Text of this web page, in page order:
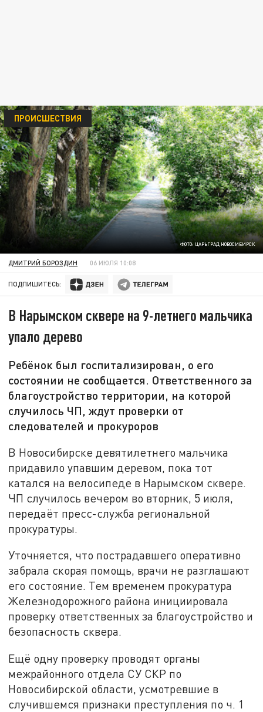
ФОТО: ЦАРЬГРАД НОВОСИБИРСК
ПРОИСШЕСТВИЯ
ДМИТРИЙ БОРОЗДИН 06 ИЮЛЯ 10:08
ПОДПИШИТЕСЬ:
В Нарымском сквере на 9-летнего мальчика
упало дерево
Ребёнок был госпитализирован, о его
состоянии не сообщается. Ответственного за
благоустройство территории, на которой
случилось ЧП, ждут проверки от
следователей и прокуроров
В Новосибирске девятилетнего мальчика
придавило упавшим деревом, пока тот
катался на велосипеде в Нарымском сквере.
ЧП случилось вечером во вторник, 5 июля,
передаёт пресс-служба региональной
прокуратуры.
Уточняется, что пострадавшего оперативно
забрала скорая помощь, врачи не разглашают
его состояние. Тем временем прокуратура
Железнодорожного района инициировала
проверку ответственных за благоустройство и
безопасность сквера.
Ещё одну проверку проводят органы
межрайонного отдела СУ СКР по
Новосибирской области, усмотревшие в
случившемся признаки преступления по ч. 1